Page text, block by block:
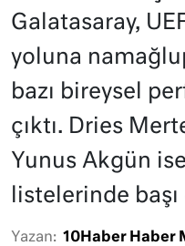
Galatasaray,
yoluna
bazı bireysel
çıktı. Dries
Yunus Akgün
listelerinde
Yazan: 10Haber Haber